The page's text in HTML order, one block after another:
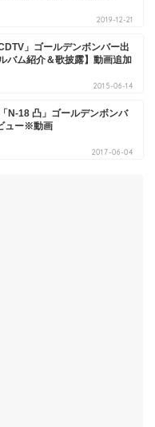
2019-12-21
」ゴールデンボンバー出
バム紹介＆歌披露】動画追加
2015-06-14
N-18 凸」ゴールデンボンバ
ュー※動画
2017-06-04